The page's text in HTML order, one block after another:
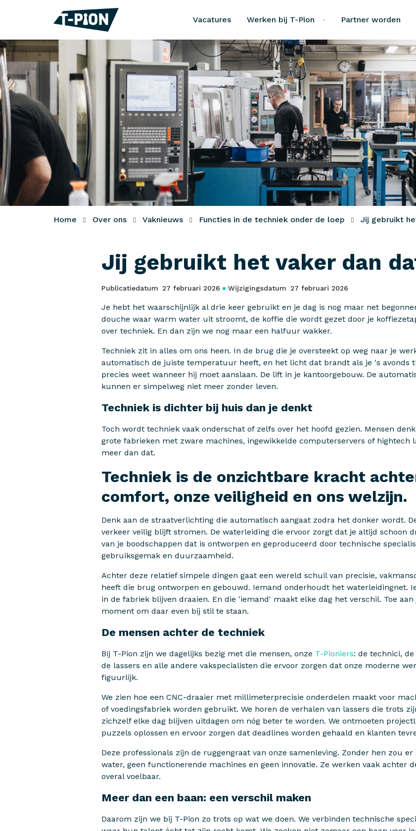
Vacatures Werken bij T-Pion Partner worden
Home Over ons Vaknieuws Functies in de techniek onder de loep Jij gebruikt
Jij gebruikt het vaker dan
Publicatiedatum 27 februari 2026 Wijzigingsdatum 27 februari 2026
Je hebt het waarschijnlijk al drie keer gebruikt en je dag is nog maar net
douche waar warm water uit stroomt, de koffie die wordt gezet door je
over techniek. En dan zijn we nog maar een halfuur wakker.
Techniek zit in alles om ons heen. In de brug die je oversteekt op weg naar je
automatisch de juiste temperatuur heeft, en het licht dat brandt als je 's avonds
precies weet wanneer hij moet aanslaan. De lift in je kantoorgebouw. De
kunnen er simpelweg niet meer zonder leven.
Techniek is dichter bij huis dan je denkt
Toch wordt techniek vaak onderschat of zelfs over het hoofd gezien. Mensen
grote fabrieken met zware machines, ingewikkelde computerservers of hightech
meer dan dat.
Techniek is de onzichtbare kracht
comfort, onze veiligheid en ons welzijn.
Denk aan de straatverlichting die automatisch aangaat zodra het donker wordt.
verkeer veilig blijft stromen. De waterleiding die ervoor zorgt dat je altijd schoon
van je boodschappen dat is ontworpen en geproduceerd door technische
gebruiksgemak en duurzaamheid.
Achter deze relatief simpele dingen gaat een wereld schuil van precisie,
heeft die brug ontworpen en gebouwd. Iemand onderhoudt het waterleidingnet.
in de fabriek blijven draaien. En die 'iemand' maakt elke dag het verschil. Toe
moment om daar even bij stil te staan.
De mensen achter de techniek
Bij T-Pion zijn we dagelijks bezig met die mensen, onze T-Pioniers: de technici,
de lassers en alle andere vakspecialisten die ervoor zorgen dat onze moderne
figuurlijk.
We zien hoe een CNC-draaier met millimeterprecisie onderdelen maakt voor
of voedingsfabriek worden gebruikt. We horen de verhalen van lassers die trots
zichzelf elke dag blijven uitdagen om nóg beter te worden. We ontmoeten
puzzels oplossen en ervoor zorgen dat deadlines worden gehaald en klanten
Deze professionals zijn de ruggengraat van onze samenleving. Zonder hen zou
water, geen functionerende machines en geen innovatie. Ze werken vaak achter
overal voelbaar.
Meer dan een baan: een verschil maken
Daarom zijn we bij T-Pion zo trots op wat we doen. We verbinden technische